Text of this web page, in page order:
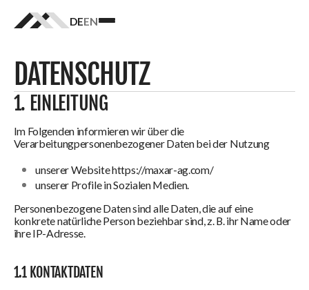
DEEN
DATENSCHUTZ
1. EINLEITUNG
Im Folgenden informieren wir über die
Verarbeitungpersonenbezogener Daten bei der Nutzung
unserer Website https://maxar-ag.com/
unserer Profile in Sozialen Medien.
Personenbezogene Daten sind alle Daten, die auf eine
konkrete natürliche Person beziehbar sind, z. B. ihr Name oder
ihre IP-Adresse.
1.1 KONTAKTDATEN